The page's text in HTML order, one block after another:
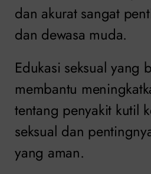
dan akurat sangat
dan dewasa muda.
Edukasi seksual yang
membantu
tentang penyakit kutil
seksual dan
yang aman.